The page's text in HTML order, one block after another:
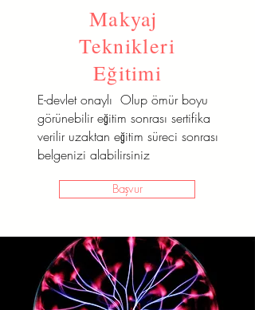
Makyaj
Teknikleri
Eğitimi
E-devlet onaylı Olup ömür boyu
görünebilir eğitim sonrası sertifika
verilir uzaktan eğitim süreci sonrası
belgenizi alabilirsiniz
Başvur